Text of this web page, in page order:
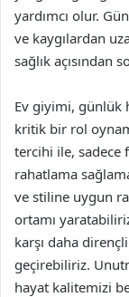
yardımcı olur.
ve kaygılardan
sağlık açısından
Ev giyimi, günlük
kritik bir rol
tercihi ile, sadece
rahatlama
ve stiline uygun
ortamı
karşı daha
geçirebiliriz.
hayat kalitemizi